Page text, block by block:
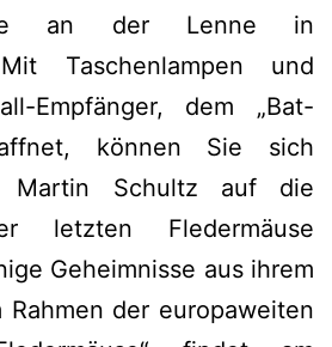
an der Lenne in
Taschenlampen und
Empfänger, dem „Bat-
können Sie sich
Martin Schultz auf die
letzten Fledermäuse
Geheimnisse aus ihrem
der europaweiten